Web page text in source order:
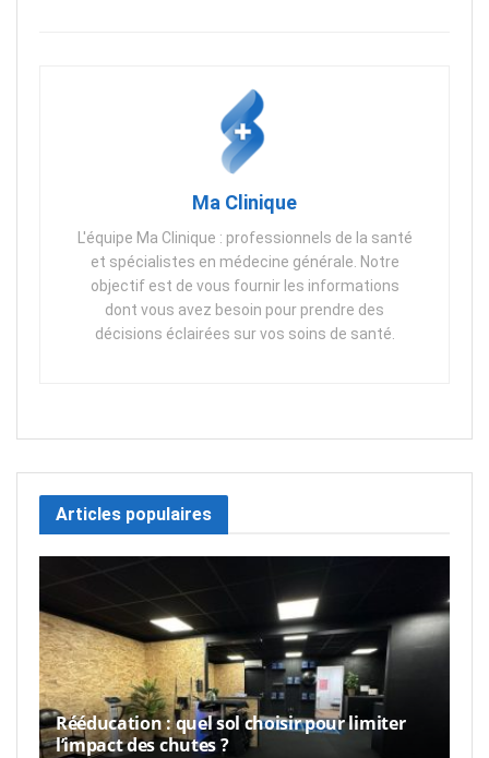
Ma Clinique
L'équipe Ma Clinique : professionnels de la santé
et spécialistes en médecine générale. Notre
objectif est de vous fournir les informations
dont vous avez besoin pour prendre des
décisions éclairées sur vos soins de santé.
Articles populaires
Rééducation : quel sol choisir pour limiter
l’impact des chutes ?